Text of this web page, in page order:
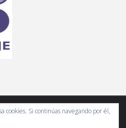
cookies. Si continúas navegando por él,